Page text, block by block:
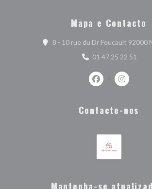
Mapa e Contacto
8 - 10 rue du Dr Foucault 92000
01 47 25 22 51
Facebook ((abre
Contacte-nos
Mantenha-se